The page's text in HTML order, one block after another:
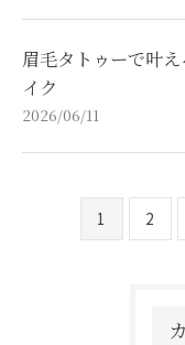
眉毛タトゥーで叶
イク
2026/06/11
1 2